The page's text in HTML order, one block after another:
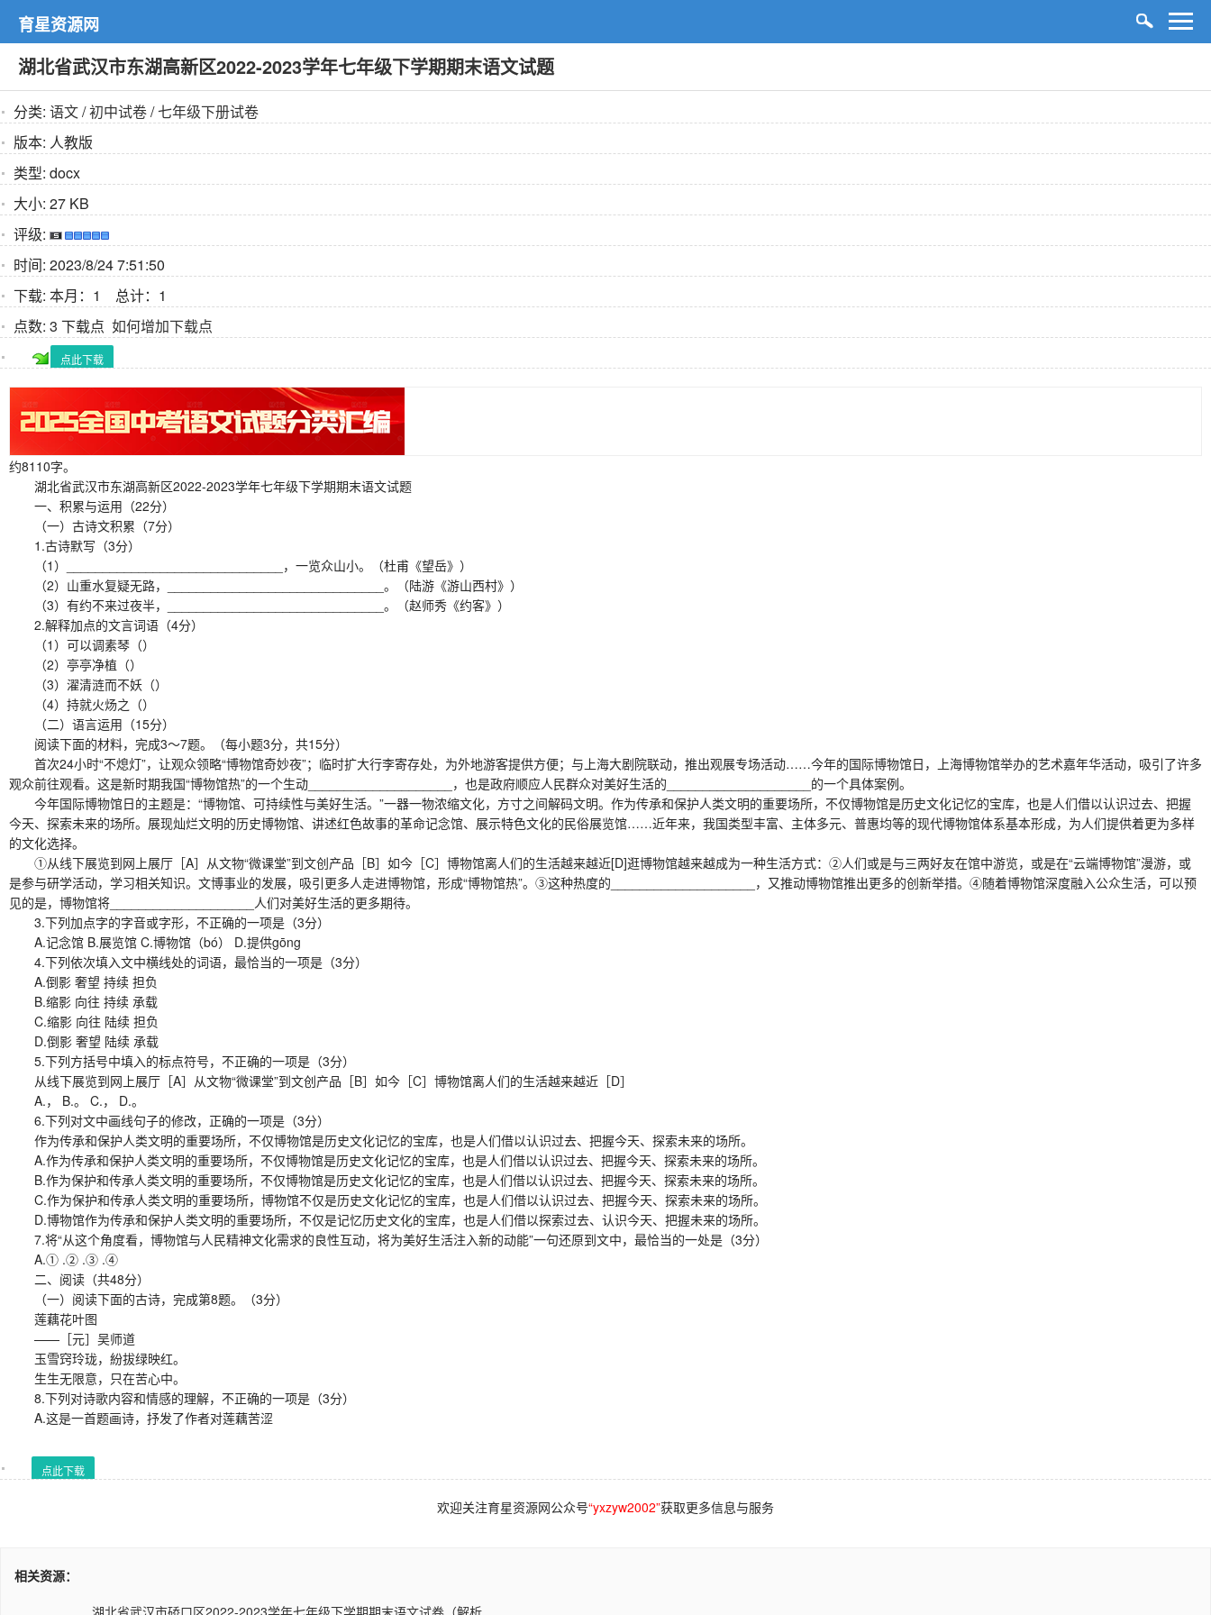
育星资源网
湖北省武汉市东湖高新区2022-2023学年七年级下学期期末语文试题
分类: 语文/初中试卷/七年级下册试卷
版本: 人教版
类型: docx
大小: 27 KB
评级:
时间: 2023/8/24 7:51:50
下载: 本月：1 总计：1
点数: 3 下载点 如何增加下载点
点此下载
约8110字。
湖北省武汉市东湖高新区2022-2023学年七年级下学期期末语文试题
一、积累与运用（22分）
（一）古诗文积累（7分）
1.古诗默写（3分）
（1）______________________________，一览众山小。（杜甫《望岳》）
（2）山重水复疑无路，______________________________。（陆游《游山西村》）
（3）有约不来过夜半，______________________________。（赵师秀《约客》）
2.解释加点的文言词语（4分）
（1）可以调素琴（）
（2）亭亭净植（）
（3）濯清涟而不妖（）
（4）持就火炀之（）
（二）语言运用（15分）
阅读下面的材料，完成3～7题。（每小题3分，共15分）
首次24小时“不熄灯”，让观众领略“博物馆奇妙夜”；临时扩大行李寄存处，为外地游客提供方便；与上海大剧院联动，推出观展专场活动……今年的国际博物馆日，上海博物馆举办的艺术嘉年华活动，吸引了许多
观众前往观看。这是新时期我国“博物馆热”的一个生动____________________，也是政府顺应人民群众对美好生活的____________________的一个具体案例。
今年国际博物馆日的主题是：“博物馆、可持续性与美好生活。”一器一物浓缩文化，方寸之间解码文明。作为传承和保护人类文明的重要场所，不仅博物馆是历史文化记忆的宝库，也是人们借以认识过去、把握
今天、探索未来的场所。展现灿烂文明的历史博物馆、讲述红色故事的革命记念馆、展示特色文化的民俗展览馆……近年来，我国类型丰富、主体多元、普惠均等的现代博物馆体系基本形成，为人们提供着更为多样
的文化选择。
①从线下展览到网上展厅［A］从文物“微课堂”到文创产品［B］如今［C］博物馆离人们的生活越来越近[D]逛博物馆越来越成为一种生活方式：②人们或是与三两好友在馆中游览，或是在“云端博物馆”漫游，或
是参与研学活动，学习相关知识。文博事业的发展，吸引更多人走进博物馆，形成“博物馆热”。③这种热度的____________________，又推动博物馆推出更多的创新举措。④随着博物馆深度融入公众生活，可以预
见的是，博物馆将____________________人们对美好生活的更多期待。
3.下列加点字的字音或字形，不正确的一项是（3分）
A.记念馆 B.展览馆 C.博物馆（bó） D.提供gōng
4.下列依次填入文中横线处的词语，最恰当的一项是（3分）
A.倒影 奢望 持续 担负
B.缩影 向往 持续 承载
C.缩影 向往 陆续 担负
D.倒影 奢望 陆续 承载
5.下列方括号中填入的标点符号，不正确的一项是（3分）
从线下展览到网上展厅［A］从文物“微课堂”到文创产品［B］如今［C］博物馆离人们的生活越来越近［D］
A.， B.。 C.， D.。
6.下列对文中画线句子的修改，正确的一项是（3分）
作为传承和保护人类文明的重要场所，不仅博物馆是历史文化记忆的宝库，也是人们借以认识过去、把握今天、探索未来的场所。
A.作为传承和保护人类文明的重要场所，不仅博物馆是历史文化记忆的宝库，也是人们借以认识过去、把握今天、探索未来的场所。
B.作为保护和传承人类文明的重要场所，不仅博物馆是历史文化记忆的宝库，也是人们借以认识过去、把握今天、探索未来的场所。
C.作为保护和传承人类文明的重要场所，博物馆不仅是历史文化记忆的宝库，也是人们借以认识过去、把握今天、探索未来的场所。
D.博物馆作为传承和保护人类文明的重要场所，不仅是记忆历史文化的宝库，也是人们借以探索过去、认识今天、把握未来的场所。
7.将“从这个角度看，博物馆与人民精神文化需求的良性互动，将为美好生活注入新的动能”一句还原到文中，最恰当的一处是（3分）
A.① .② .③ .④
二、阅读（共48分）
（一）阅读下面的古诗，完成第8题。（3分）
莲藕花叶图
——［元］吴师道
玉雪窍玲珑，紛拔绿映红。
生生无限意，只在苦心中。
8.下列对诗歌内容和情感的理解，不正确的一项是（3分）
A.这是一首题画诗，抒发了作者对莲藕苦涩
点此下载
欢迎关注育星资源网公众号“yxzyw2002”获取更多信息与服务
相关资源：
湖北省武汉市硚口区2022-2023学年七年级下学期期末语文试卷（解析..